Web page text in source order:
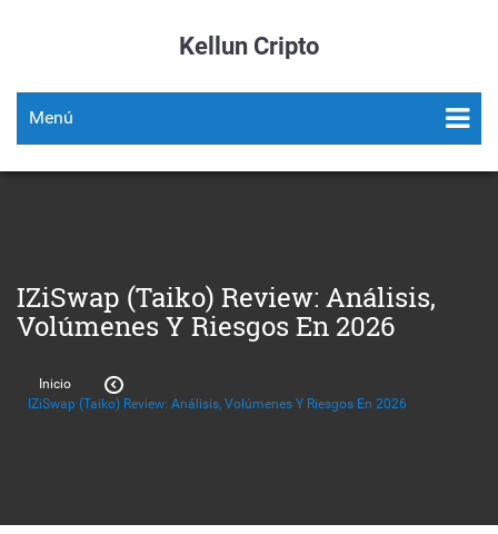
Kellun Cripto
Menú
IZiSwap (Taiko) Review: Análisis,
Volúmenes Y Riesgos En 2026
Inicio
IZiSwap (Taiko) Review: Análisis, Volúmenes Y Riesgos En 2026